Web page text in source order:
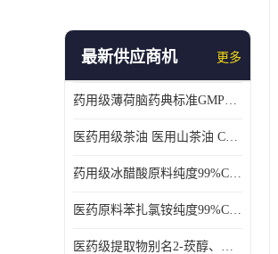
最新供应商机 更多
药用级薄荷脑药典标准GMP工厂
医药用级茶油 医用山茶油 COA质检 价格优 原料药
药用级冰醋酸原料纯度99%CDE备案COA质检
医药原料苯扎氯铵纯度99%CDE备案500g/瓶
医药级提取物别名2-莰醇、龙脑1kg/袋